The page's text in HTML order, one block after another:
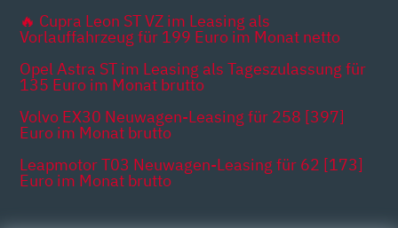
🔥 Cupra Leon ST VZ im Leasing als
Vorlauffahrzeug für 199 Euro im Monat netto
Opel Astra ST im Leasing als Tageszulassung für
135 Euro im Monat brutto
Volvo EX30 Neuwagen-Leasing für 258 [397]
Euro im Monat brutto
Leapmotor T03 Neuwagen-Leasing für 62 [173]
Euro im Monat brutto